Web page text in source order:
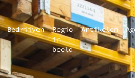
Bedrijven
Regio
in
beeld
Artikelen